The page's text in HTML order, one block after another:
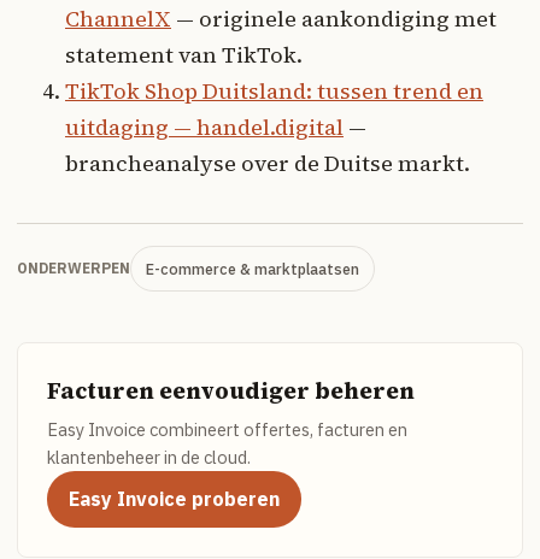
ChannelX — originele aankondiging met
statement van TikTok.
TikTok Shop Duitsland: tussen trend en
uitdaging — handel.digital —
brancheanalyse over de Duitse markt.
ONDERWERPEN E-commerce & marktplaatsen
Facturen eenvoudiger beheren
Easy Invoice combineert offertes, facturen en
klantenbeheer in de cloud.
Easy Invoice proberen